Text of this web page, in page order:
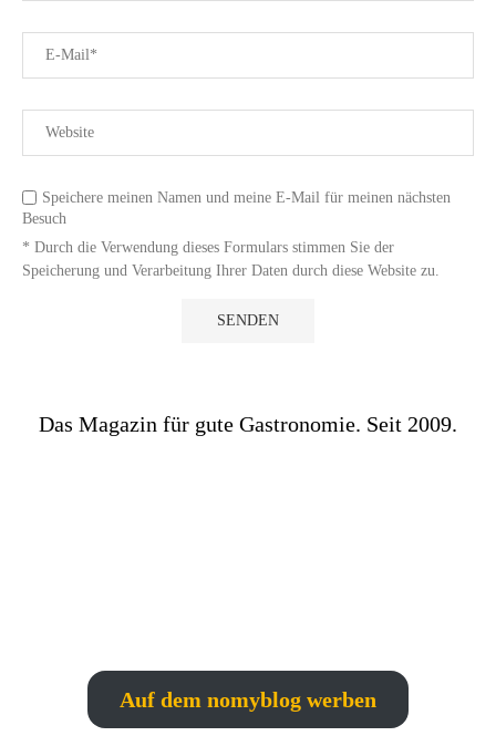
Speichere meinen Namen und meine E-Mail für meinen nächsten
Besuch
* Durch die Verwendung dieses Formulars stimmen Sie der
Speicherung und Verarbeitung Ihrer Daten durch diese Website zu.
Das Magazin für gute Gastronomie. Seit 2009.
Auf dem nomyblog werben